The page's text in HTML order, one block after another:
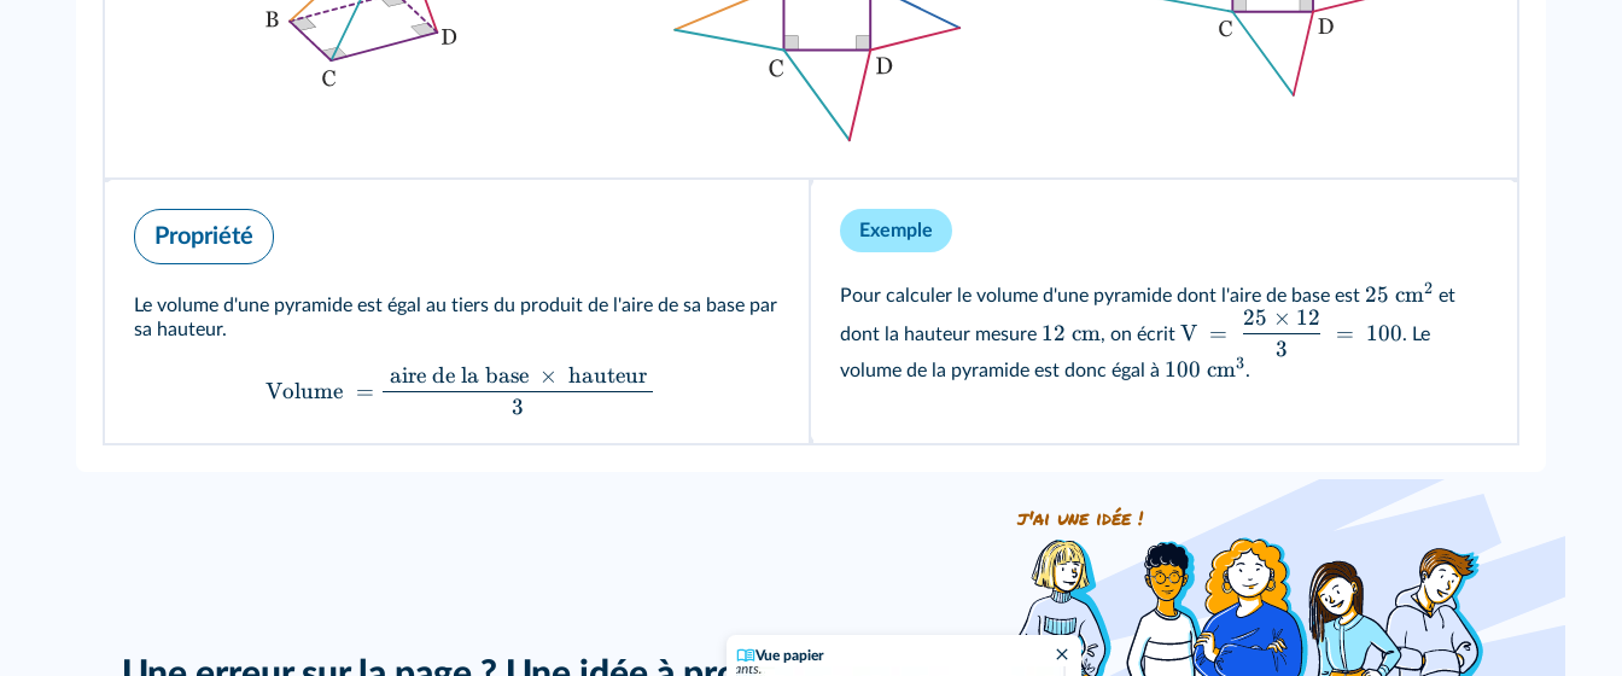
Vue papier
Propriété
Le volume d'une pyramide est égal au tiers du produit de l'aire de sa base par
sa hauteur.
Volume =
3
aire de la base × hauteur
Exemple
Pour calculer le volume d'une pyramide dont l'aire de base est 25 cm2 et
dont la hauteur mesure 12 cm, on écrit V =
3
25 × 12
= 100. Le
volume de la pyramide est donc égal à 100 cm3.
j'ai une idée !